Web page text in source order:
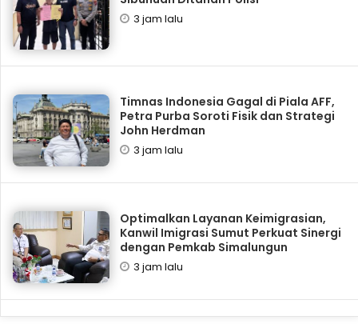
3 jam lalu
Timnas Indonesia Gagal di Piala AFF,
Petra Purba Soroti Fisik dan Strategi
John Herdman
3 jam lalu
Optimalkan Layanan Keimigrasian,
Kanwil Imigrasi Sumut Perkuat Sinergi
dengan Pemkab Simalungun
3 jam lalu